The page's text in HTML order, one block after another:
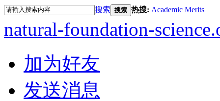
搜索 搜索 热搜: Academic Merits
natural-foundation-
加为好友
发送消息